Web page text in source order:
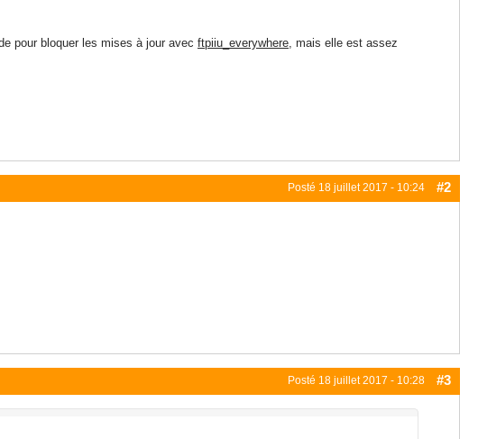
pour bloquer les mises à jour avec ftpiiu_everywhere, mais elle est assez
Posté 18 juillet 2017 - 10:24 #2
Posté 18 juillet 2017 - 10:28 #3